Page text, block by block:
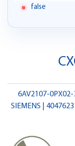
false
6AV2107-
SIEMENS |